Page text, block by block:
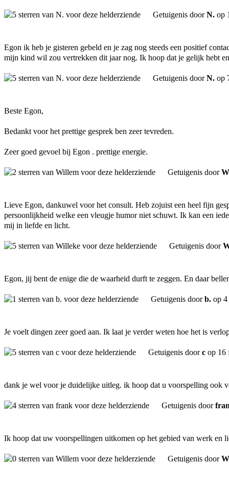
Getuigenis doorN. op
Egon ik heb je gisteren gebeld en je zag nog steeds een positief
mijn kind wil zou vertrekken dit jaar nog. Ik hoop dat je gelijk hebt
Getuigenis doorN. op
Beste Egon,
Bedankt voor het prettige gesprek ben zeer tevreden.
Zeer goed gevoel bij Egon . prettige energie.
Getuigenis door
Lieve Egon, dankuwel voor het consult. Heb zojuist een heel fijn
persoonlijkheid welke een vleugje humor niet schuwt. Ik kan een
mij in liefde en licht.
Getuigenis door
Egon, jij bent de enige die de waarheid durft te zeggen. En daar
Getuigenis doorb. op
Je voelt dingen zeer goed aan. Ik laat je verder weten hoe het is
Getuigenis doorc op 16
dank je wel voor je duidelijke uitleg. ik hoop dat u voorspelling ook
Getuigenis door
Ik hoop dat uw voorspellingen uitkomen op het gebied van werk en
Getuigenis door